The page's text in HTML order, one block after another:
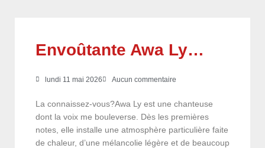
Envoûtante Awa Ly…
lundi 11 mai 2026 Aucun commentaire
La connaissez-vous?Awa Ly est une chanteuse
dont la voix me bouleverse. Dès les premières
notes, elle installe une atmosphère particulière faite
de chaleur, d’une mélancolie légère et de beaucoup